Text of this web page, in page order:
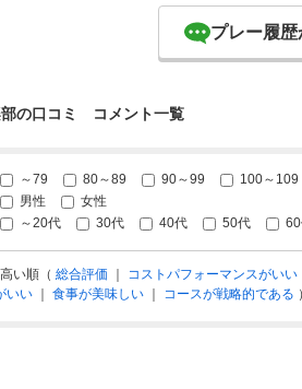
プレー履歴
部の口コミ コメント一覧
～79 80～89 90～99 100～109
男性
女性
～20代 30代 40代 50代
い順（ 総合評価 コストパフォーマンスがいい
いい
食事が美味しい コースが戦略的である ）